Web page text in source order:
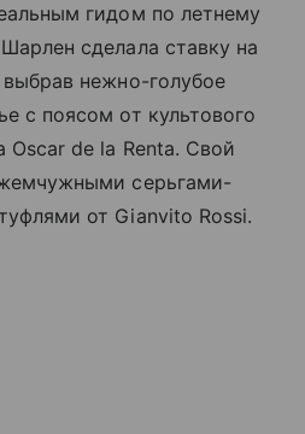
гидом по летнему
сделала ставку на
нежно-голубое
с поясом от культового
Oscar de la Renta. Свой
серьгами-
от Gianvito Rossi.